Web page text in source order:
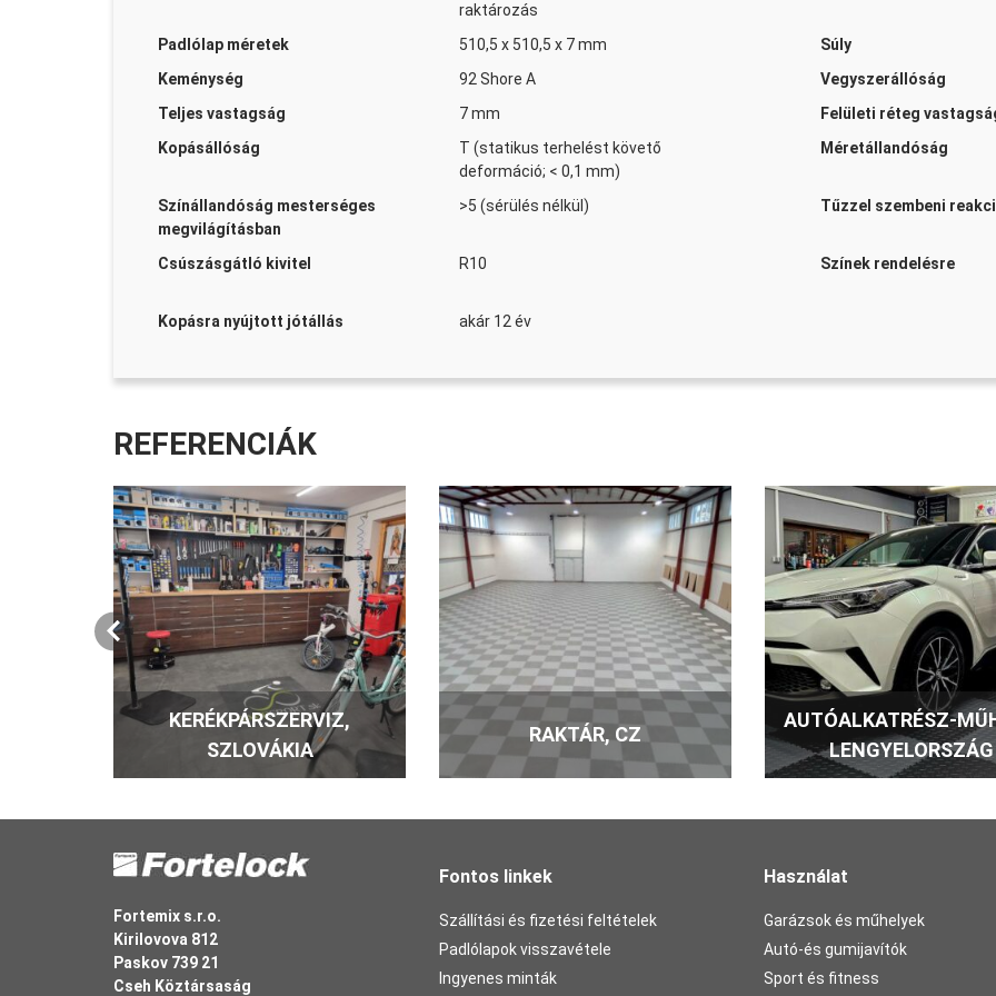
Ragasztó alap
Rögzítő diszperzió
Dr. Schutz PU
Dr. Schutz PU
raktározás
Padlólap méretek 510,5 x 510,5 x 7 mm Súly
Keménység
92 Shore A Vegyszerállóság
Teljes vastagság
7 mm Felületi réteg
Kopásállóság
T (statikus terhelést követő
deformáció; < 0,1 mm)
Méretállandóság
Színállandóság mesterséges
megvilágításban
>5 (sérülés nélkül) Tűzzel szembeni
Csúszásgátló kivitel R10 Színek rendelésre
Kopásra nyújtott jótállás
akár 12 év
REFERENCIÁK
KERÉKPÁRSZERVIZ,
SZLOVÁKIA
RAKTÁR, CZ
AUTÓALKATRÉSZ-
LENGYELORSZÁG
Fortemix s.r.o.
Kirilovova 812
Paskov 739 21
Cseh Köztársaság
Fontos linkek
Szállítási és fizetési feltételek
Padlólapok visszavétele
Ingyenes minták
Használat
Garázsok és műhelyek
Autó-és gumijavítók
Sport és fitness